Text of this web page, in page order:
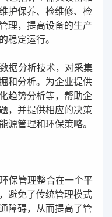
护保养、检维修、检
理，提高设备的生产
稳定运行。
据分析技术，对采集
和分析。为企业提供
趋势分析等，帮助企
，并提供相应的决策
源管理和环保策略。
保管理整合在一个平
避免了传统管理模式
障碍，从而提高了管